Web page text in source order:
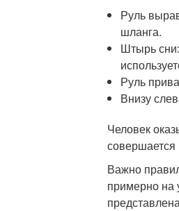
Руль
шланга.
Штырь
Руль
Внизу
Человек
совершается
Важно
примерно на